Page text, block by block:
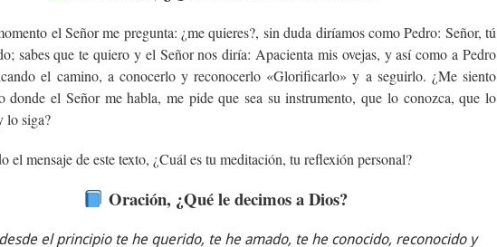
el Señor me pregunta: ¿me quieres?, sin duda diríamos como Pedro: Señor, tú
sabes que te quiero y el Señor nos diría: Apacienta mis ovejas, y así como a Pedro
el camino, a conocerlo y reconocerlo «Glorificarlo» y a seguirlo. ¿Me siento
donde el Señor me habla, me pide que sea su instrumento, que lo conozca, que lo
lo siga?
el mensaje de este texto, ¿Cuál es tu meditación, tu reflexión personal?
Oración, ¿Qué le decimos a Dios?
el principio te he querido, te he amado, te he conocido, reconocido y